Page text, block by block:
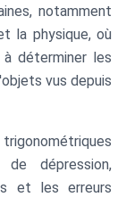
notamment
la physique, où
déterminer les
vus depuis
dépression,
et les erreurs